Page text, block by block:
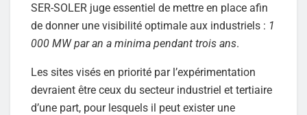
SER-SOLER juge essentiel de mettre en place afin
de donner une visibilité optimale aux industriels : 1
000 MW par an a minima pendant trois ans.
Les sites visés en priorité par l’expérimentation
devraient être ceux du secteur industriel et tertiaire
d’une part, pour lesquels il peut exister une